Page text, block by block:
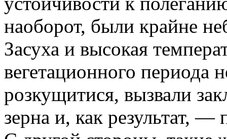
наоборот, были крайне
Засуха и высокая
вегетационного периода
розкущитися, вызвали
зерна и, как результат,